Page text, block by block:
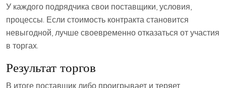
У каждого подрядчика свои поставщики, условия,
процессы. Если стоимость контракта становится
невыгодной, лучше своевременно отказаться от участия
в торгах.
Результат торгов
В итоге поставщик либо проигрывает и теряет